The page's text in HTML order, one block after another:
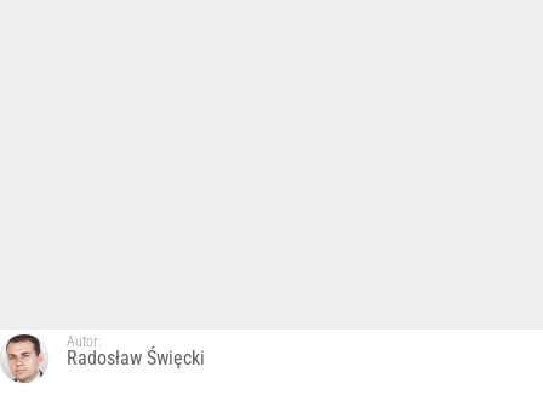
Autor:
Radosław Święcki